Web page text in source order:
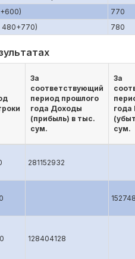
770
480+770)
780
За
соответствующий
период прошлого
года Доходы
(прибыль) в тыс.
сум.
За
года
сум.
281152932
128404128